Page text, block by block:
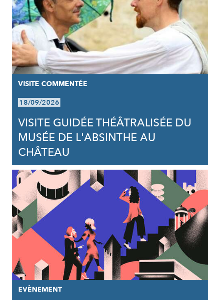
VISITE COMMENTÉE
18/09/2026
VISITE GUIDÉE THÉÂTRALISÉE DU
MUSÉE DE L'ABSINTHE AU
CHÂTEAU
EVÈNEMENT